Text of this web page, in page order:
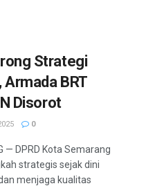
Strategi
Armada BRT
Disorot
0
— DPRD Kota Semarang
strategis sejak dini
menjaga kualitas